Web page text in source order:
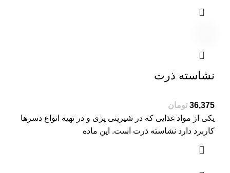
نشاسته ذرت
تومان
یکی از مواد غذایی که در شیرینی پزی و در تهیه انواع دسرها
کاربرد دارد نشاسته ذرت است. این ماده